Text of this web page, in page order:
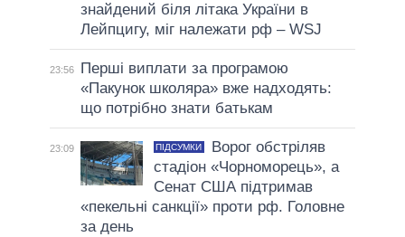
знайдений біля літака України в
Лейпцигу, міг належати рф – WSJ
23:56
Перші виплати за програмою
«Пакунок школяра» вже надходять:
що потрібно знати батькам
23:09 ПІДСУМКИ
Ворог обстріляв
стадіон «Чорноморець», а
Сенат США підтримав
«пекельні санкції» проти рф. Головне
за день